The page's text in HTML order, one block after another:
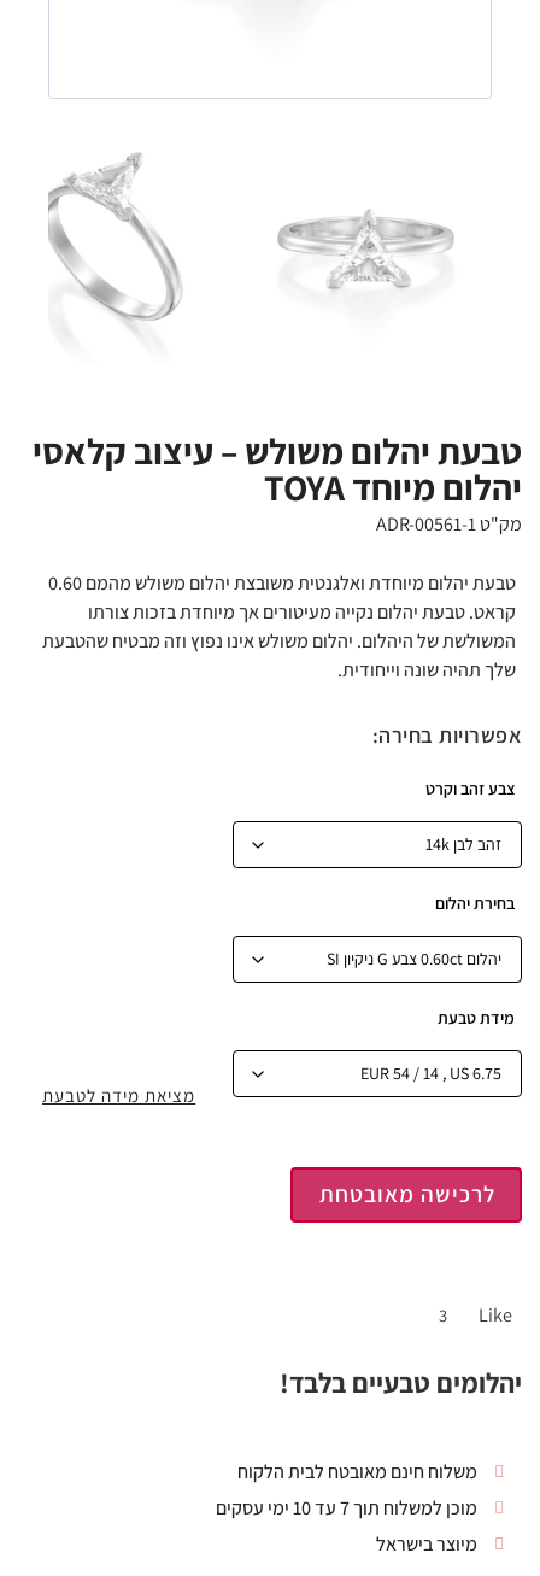
טבעת יהלום משולש – עיצוב קלאסי
יהלום מיוחד TOYA
מק"ט ADR-00561-1
טבעת יהלום מיוחדת ואלגנטית משובצת יהלום משולש מהמם 0.60
קראט. טבעת יהלום נקייה מעיטורים אך מיוחדת בזכות צורתו
המשולשת של היהלום. יהלום משולש אינו נפוץ וזה מבטיח שהטבעת
שלך תהיה שונה וייחודית.
אפשרויות בחירה:
צבע זהב וקרט
בחירת יהלום
מידת טבעת
לרכישה מאובטחת
Like
3
מציאת מידה לטבעת
יהלומים טבעיים בלבד!
משלוח חינם מאובטח לבית הלקוח
מוכן למשלוח תוך 7 עד 10 ימי עסקים
מיוצר בישראל